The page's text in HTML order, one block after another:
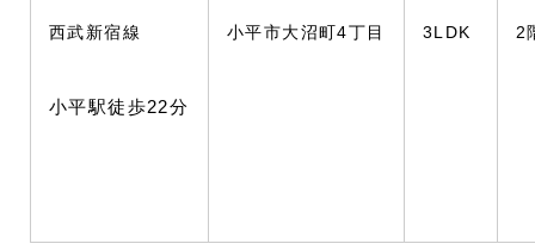
西武新宿線
小平駅徒歩22分
小平市大沼町4丁目 3LDK 2